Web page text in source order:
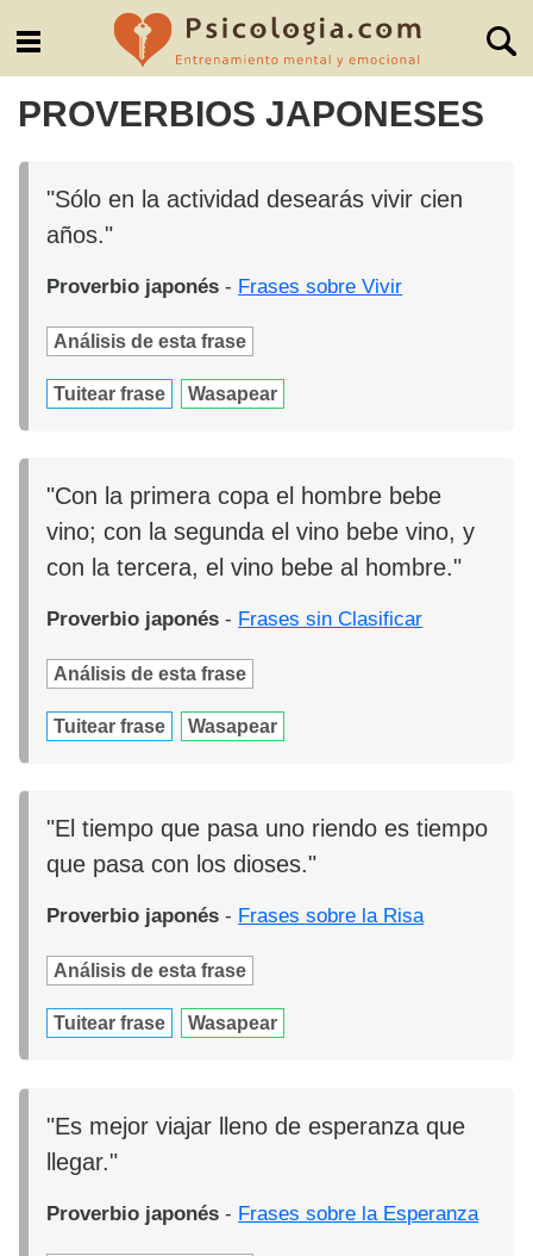
PROVERBIOS JAPONESES
"Sólo en la actividad desearás vivir cien
años."
Proverbio japonés - Frases sobre Vivir
Análisis de esta frase
Tuitear frase Wasapear
"Con la primera copa el hombre bebe
vino; con la segunda el vino bebe vino, y
con la tercera, el vino bebe al hombre."
Proverbio japonés - Frases sin Clasificar
Análisis de esta frase
Tuitear frase Wasapear
"El tiempo que pasa uno riendo es tiempo
que pasa con los dioses."
Proverbio japonés - Frases sobre la Risa
Análisis de esta frase
Tuitear frase Wasapear
"Es mejor viajar lleno de esperanza que
llegar."
Proverbio japonés - Frases sobre la Esperanza